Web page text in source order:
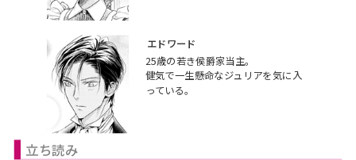
エドワード
25歳の若き侯爵家当主。
健気で一生懸命なジュリアを気に入
っている。
立ち読み